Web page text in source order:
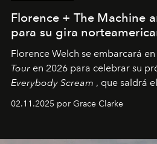
Florence + The Machine
para su gira
Florence Welch se embarcará en
Tour en 2026 para celebrar su
Everybody Scream , que saldrá
fechas en Norteamérica a partir
02.11.2025 por Grace Clarke